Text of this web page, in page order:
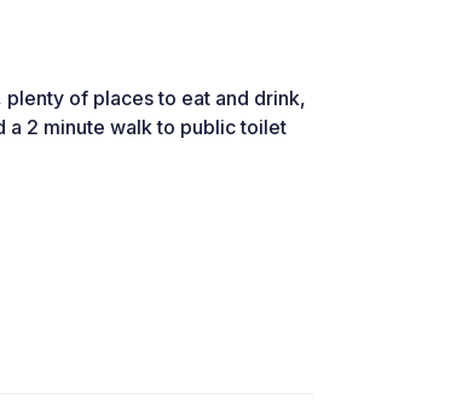
of places to eat and drink,
a 2 minute walk to public toilet